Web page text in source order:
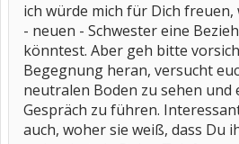
ich würde mich für Dich
- neuen - Schwester eine
könntest. Aber geh bitte
Begegnung heran, versucht
neutralen Boden zu sehen und
Gespräch zu führen.
auch, woher sie weiß, dass Du